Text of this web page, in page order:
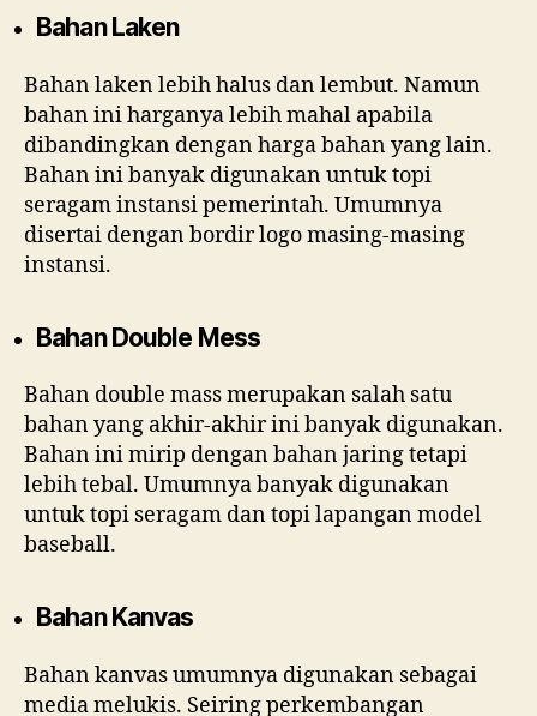
Bahan Laken
Bahan laken lebih halus dan lembut. Namun
bahan ini harganya lebih mahal apabila
dibandingkan dengan harga bahan yang lain.
Bahan ini banyak digunakan untuk topi
seragam instansi pemerintah. Umumnya
disertai dengan bordir logo masing-masing
instansi.
Bahan Double Mess
Bahan double mass merupakan salah satu
bahan yang akhir-akhir ini banyak digunakan.
Bahan ini mirip dengan bahan jaring tetapi
lebih tebal. Umumnya banyak digunakan
untuk topi seragam dan topi lapangan model
baseball.
Bahan Kanvas
Bahan kanvas umumnya digunakan sebagai
media melukis. Seiring perkembangan